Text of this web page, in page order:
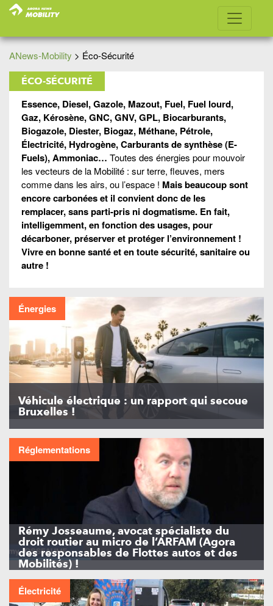
ANews-Mobility > Éco-Sécurité
ÉCO-SÉCURITÉ
Essence, Diesel, Gazole, Mazout, Fuel, Fuel lourd,
Gaz, Kérosène, GNC, GNV, GPL, Biocarburants,
Biogazole, Diester, Biogaz, Méthane, Pétrole,
Électricité, Hydrogène, Carburants de synthèse (E-
Fuels), Ammoniac… Toutes des énergies pour mouvoir
les vecteurs de la Mobilité : sur terre, fleuves, mers
comme dans les airs, ou l’espace ! Mais beaucoup sont
encore carbonées et il convient donc de les
remplacer, sans parti-pris nidogmatisme. En fait,
intelligemment, enfonction des usages, pour
décarboner, préserver et protéger l’environnement !
Vivre en bonne santé et en toute sécurité, sanitaire ou
autre !
Énergies
Véhicule électrique : un rapport qui secoue
Bruxelles !
Réglementations
Rémy Josseaume, avocat spécialiste du
droit routier au micro de l’ARFAM (Agora
des responsables de Flottes autos et des
Mobilités) !
Électricité